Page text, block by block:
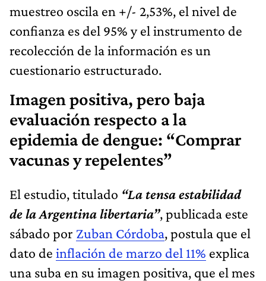
muestreo oscila en +/- 2,53%, el nivel de
confianza es del 95% y el instrumento de
recolección de la información es un
cuestionario estructurado.
Imagen positiva, pero baja
evaluación respecto a la
epidemia de dengue: “Comprar
vacunas y repelentes”
El estudio, titulado “La tensa estabilidad
de la Argentina libertaria”, publicada este
sábado por Zuban Córdoba, postula que el
dato de inflación de marzo del 11% explica
una suba en su imagen positiva, que el mes